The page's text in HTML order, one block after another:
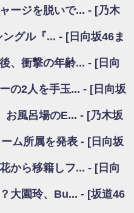
】若林さん「笑えないぐらい師匠だ
がこちら！【激レアさん】
】情報解禁前で言えない！？丹生
】この月、何かあるのか！？『お
46】ミーグリで喧嘩！？山下瞳月、
ン守屋「ゆーづのせいです」【ラヴ
・日向坂46のニュース・情報・話題
シングル『Make or Break』オフィ
】この月、何かあるのか！？『お願
】この卒業生、めちゃくちゃテレ
46】リアルミーグリであの販売も！
ージを脱いで... - [乃木
グル『... - [日向坂46ま
、衝撃の年齢... - [日向
の2人を手玉... - [日向坂
お風呂場のE... - [乃木坂
ム所属を発表 - [日向坂
から移籍しフ... - [日向
大園玲、Bu... - [坂道46